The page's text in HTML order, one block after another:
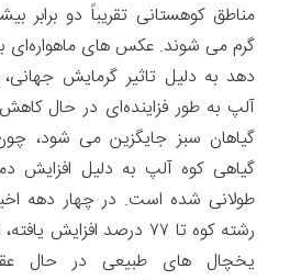
مناطق کوهستانی تقریباً دو برابر
گرم می شوند. عکس های ماهواره‌ای
دهد به دلیل تاثیر گرمایش
آلپ به طور فزاینده‌ای در حال
گیاهان سبز جایگزین می شود،
گیاهی کوه آلپ به دلیل افزایش
طولانی شده است. در چهار دهه
رشته کوه تا ۷۷ درصد
یخچال های طبیعی در حال